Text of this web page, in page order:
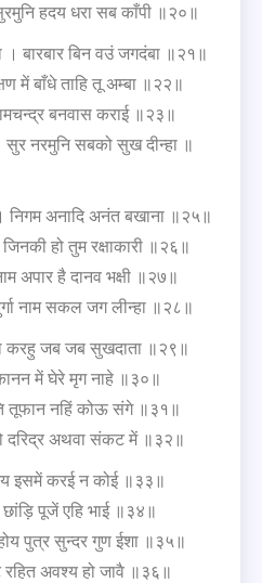
हदय धरा सब काँपी ॥२०॥
बारबार बिन वउं जगदंबा ॥२१॥
में बाँधे ताहि तू अम्बा ॥२२॥
बनवास कराई ॥२३॥
सुर नरमुनि सबको सुख दीन्हा ॥
अनादि अनंत बखाना ॥२५॥
हो तुम रक्षाकारी ॥२६॥
अपार है दानव भक्षी ॥२७॥
नाम सकल जग लीन्हा ॥२८॥
करहु जब जब सुखदाता ॥२९॥
में घेरे मृग नाहे ॥३०॥
तूफान नहिं कोऊ संगे ॥३१॥
दरिद्र अथवा संकट में ॥३२॥
इसमें करई न कोई ॥३३॥
पूजें एहि भाई ॥३४॥
पुत्र सुन्दर गुण ईशा ॥३५॥
अवश्य हो जावै ॥३६॥